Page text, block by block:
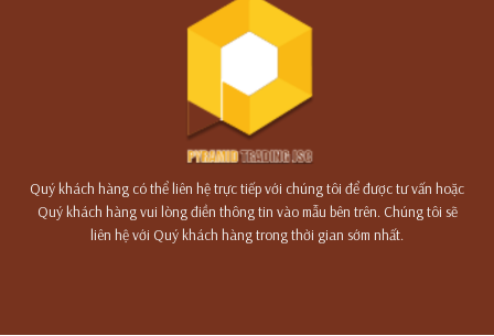
Quý khách hàng có thể liên hệ trực tiếp với chúng tôi để được tư vấn hoặc
Quý khách hàng vui lòng điền thông tin vào mẫu bên trên. Chúng tôi sẽ
liên hệ với Quý khách hàng trong thời gian sớm nhất.